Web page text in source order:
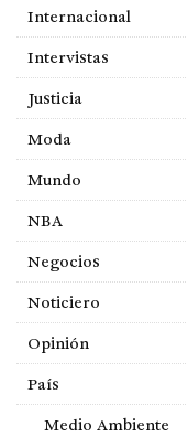
Internacional
Intervistas
Justicia
Moda
Mundo
NBA
Negocios
Noticiero
Opinión
País
Medio Ambiente